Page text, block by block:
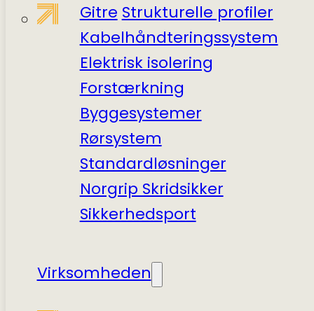
GitreStrukturelle profiler
Kabelhåndteringssystem
Elektrisk isolering
Forstærkning
Byggesystemer
Rørsystem
Standardløsninger
Norgrip Skridsikker
Sikkerhedsport
Virksomheden